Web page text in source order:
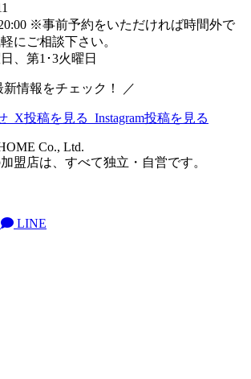
※事前予約をいただければ時間外で
にご相談下さい。
、第1･3火曜日
情報をチェック！ ／
X投稿を見る Instagram投稿を見る
Co., Ltd.
盟店は、すべて独立・自営です。
LINE